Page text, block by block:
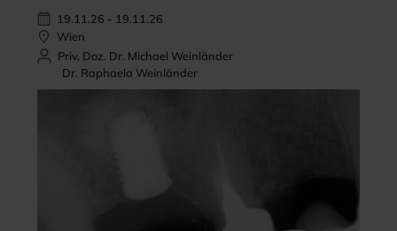
19.11.26 - 19.11.26
Wien
Priv. Doz. Dr. Michael Weinländer
Dr. Raphaela Weinländer